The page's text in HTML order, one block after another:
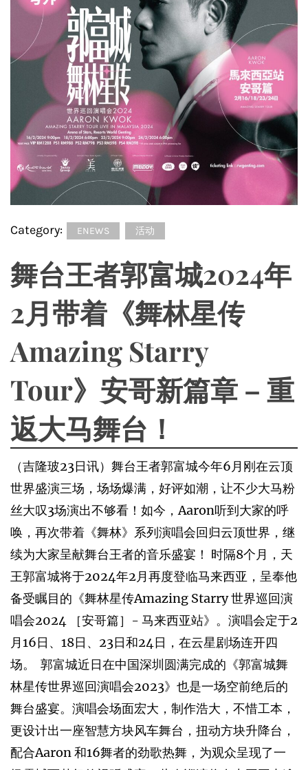
Category: ENEWS 活动
舞台王者郭富城2024年
2月带着《舞林星传
Amazing Starry
Tour》安哥新篇章 – 重
返大马舞台！
（吉隆玻23日讯）舞台王者郭富城今年6月刚在云顶
世界盛演三场，场场爆满，好评如潮，让不少大马粉
丝大叹3场演出不够看！如今，Aaron听到大家的呼
唤，再次带着《舞林》系列演唱会回归云顶世界，继
续为大家呈献舞台王者的音乐盛宴！ 时隔8个月，天
王郭富城将于2024年2月再度登临马来西亚，呈奉他
备受瞩目的《舞林星传Amazing Starry 世界巡回演
唱会2024 ［安哥篇］- 马来西亚站》。演唱会定于2
月16日、18日、23日和24日，在云星剧场连开四
场。 郭富城近日在中国深圳圆满完成的《郭富城舞
林星传世界巡回演唱会2023》也是一场空前绝后的
舞台盛宴。演唱会场面宏大，制作浩大，不惜工本，
更设计出一座智慧方块风车舞台，扭动方块升降台，
配合Aaron 和16舞者的劲歌热舞，为观众呈现了一